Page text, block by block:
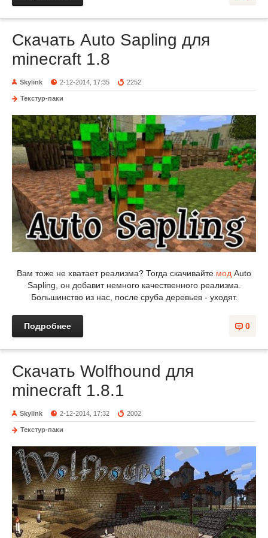
Скачать Auto Sapling для
minecraft 1.8
Skylink 2-12-2014, 17:35 2252
Текстур-паки
Вам тоже не хватает реализма? Тогда скачивайте мод Auto
Sapling, он добавит немного качественного реализма.
Большинство из нас, после сруба деревьев - уходят.
0
Подробнее
Скачать Wolfhound для
minecraft 1.8.1
Skylink 2-12-2014, 17:32 2002
Текстур-паки